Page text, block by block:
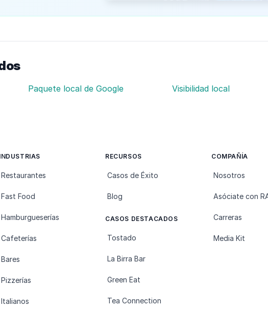
Paquete local de Google Visibilidad local
INDUSTRIAS
Restaurantes
Fast Food
Hamburgueserías
Cafeterías
Bares
Pizzerías
Italianos
RECURSOS
Casos de Éxito
Blog
CASOS DESTACADOS
Tostado
La Birra Bar
Green Eat
Tea Connection
COMPAÑÍA
Nosotros
Asóciate con
Carreras
Media Kit